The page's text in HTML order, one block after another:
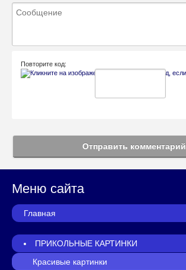
Повторите код:
Отправить комментарий
Меню сайта
Главная
ПРИКОЛЬНЫЕ КАРТИНКИ
Красивые картинки